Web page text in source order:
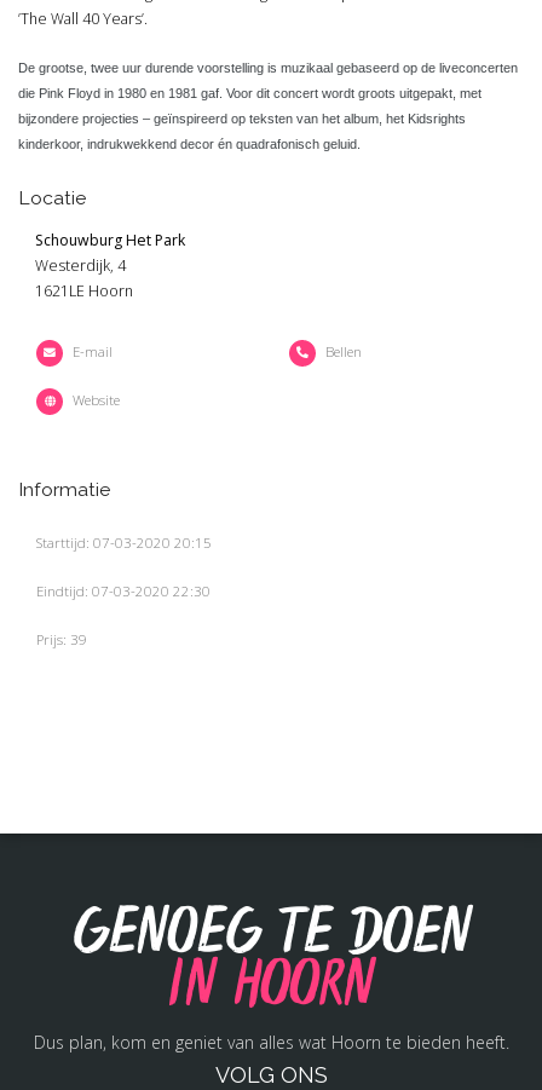
’The Wall 40 Years’.
De grootse, twee uur durende voorstelling is muzikaal gebaseerd op de liveconcerten
die Pink Floyd in 1980 en 1981 gaf. Voor dit concert wordt groots uitgepakt, met
bijzondere projecties – geïnspireerd op teksten van het album, het Kidsrights
kinderkoor, indrukwekkend decor én quadrafonisch geluid.
Locatie
Schouwburg Het Park
Westerdijk, 4
1621LE Hoorn
E-mail Bellen
Website
Informatie
Starttijd: 07-03-2020 20:15
Eindtijd: 07-03-2020 22:30
Prijs: 39
Genoeg te doen
in Hoorn
Dus plan, kom en geniet van alles wat Hoorn te bieden heeft.
VOLG ONS